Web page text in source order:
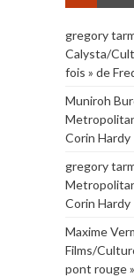
gregory
Calysta/
fois » de
Muniroh
Corin Hardy
gregory
Corin Hardy
Maxime
Films/
pont rouge